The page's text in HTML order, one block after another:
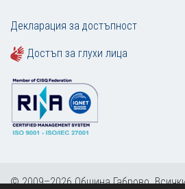
Декларация за достъпност
Достъп за глухи лица
© 2009–2026 Община Габрово.